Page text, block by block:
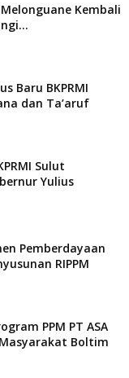
Kembali
Baru BKPRMI
dan Ta’aruf
Sulut
Yulius
Pemberdayaan
RIPPM
PPM PT ASA
Boltim